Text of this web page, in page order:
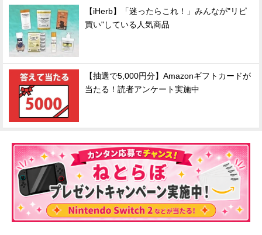
【iHerb】「迷ったらこれ！」みんなが"リピ
買い"している人気商品
【抽選で5,000円分】Amazonギフトカードが
当たる！読者アンケート実施中